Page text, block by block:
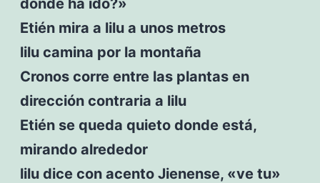
Etién mira a lilu a unos metros
lilu camina por la montaña
Cronos corre entre las plantas en
dirección contraria a lilu
Etién se queda quieto donde está,
mirando alrededor
lilu dice con acento Jienense, «ve tu»